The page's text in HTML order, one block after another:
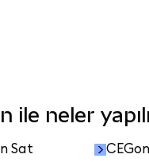
ile neler
Sat